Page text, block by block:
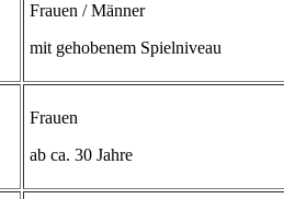
Frauen / Männer
mit gehobenem Spielniveau
Frauen
ab ca. 30 Jahre